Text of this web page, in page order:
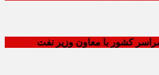
کشور با معاون وزیر نفت